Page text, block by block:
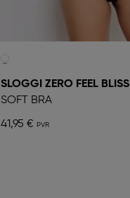
SLOGGI ZERO FEEL BLISS
SOFT BRA
41,95 €